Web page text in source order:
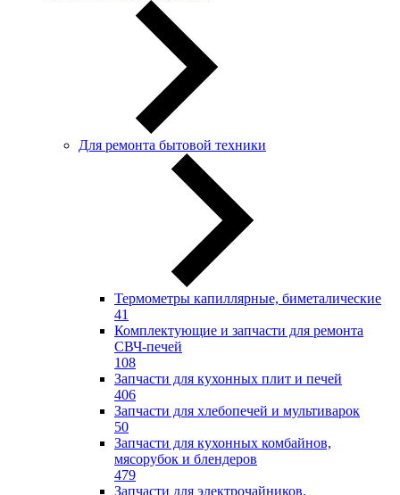
Для ремонта бытовой техники
Термометры капиллярные, биметалические
41
Комплектующие и запчасти для ремонта
СВЧ-печей
108
Запчасти для кухонных плит и печей
406
Запчасти для хлебопечей и мультиварок
50
Запчасти для кухонных комбайнов,
мясорубок и блендеров
479
Запчасти для электрочайников,